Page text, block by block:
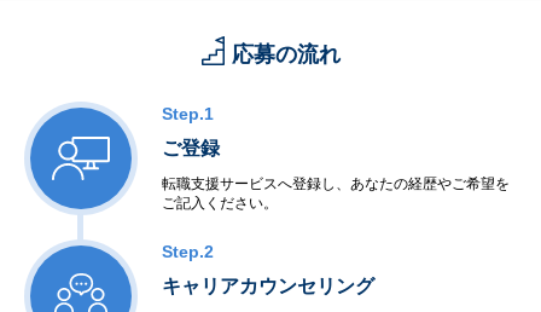
応募の流れ
Step.1
ご登録
転職支援サービスへ登録し、あなたの経歴やご希望を
ご記入ください。
Step.2
キャリアカウンセリング